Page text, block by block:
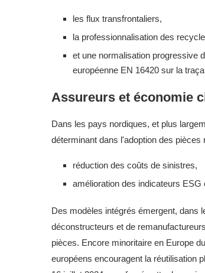
les flux transfrontaliers,
la professionnalisation des
et une normalisation progressive
européenne EN 16420 sur la
Assureurs et économie
Dans les pays nordiques, et plus
déterminant dans l'adoption des
réduction des coûts de sinistres,
amélioration des indicateurs ESG
Des modèles intégrés émergent, dans
déconstructeurs et de
pièces. Encore minoritaire en Europe
européens encouragent la réutilisation